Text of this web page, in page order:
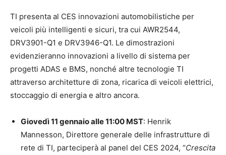
TI presenta al CES innovazioni automobilistiche per
veicoli più intelligenti e sicuri, tra cui AWR2544,
DRV3901-Q1 e DRV3946-Q1. Le dimostrazioni
evidenzieranno innovazioni a livello di sistema per
progetti ADAS e BMS, nonché altre tecnologie TI
attraverso architetture di zona, ricarica di veicoli elettrici,
stoccaggio di energia e altro ancora.
Giovedì 11 gennaio alle 11:00 MST: Henrik
Mannesson, Direttore generale delle infrastrutture di
rete di TI, parteciperà al panel del CES 2024, “Crescita